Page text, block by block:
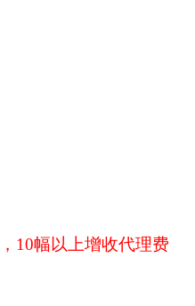
， 10幅以上增收代理费